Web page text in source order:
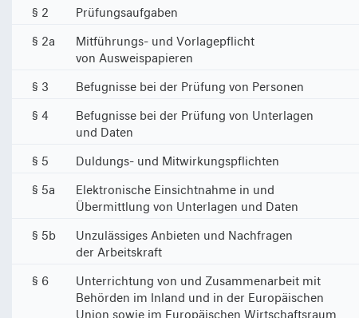
§ 2
Prüfungsaufgaben
§ 2a
Mitführungs- und Vorlagepflicht
von Ausweispapieren
§ 3
Befugnisse bei der Prüfung von Personen
§ 4
Befugnisse bei der Prüfung von Unterlagen
und Daten
§ 5
Duldungs- und Mitwirkungspflichten
§ 5a
Elektronische Einsichtnahme in und
Übermittlung von Unterlagen und Daten
§ 5b
Unzulässiges Anbieten und Nachfragen
der Arbeitskraft
§ 6
Unterrichtung von und Zusammenarbeit mit
Behörden im Inland und in der Europäischen
Union sowie im Europäischen Wirtschaftsraum